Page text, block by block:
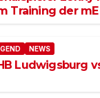
Training der mE
NEWS
Ludwigsburg